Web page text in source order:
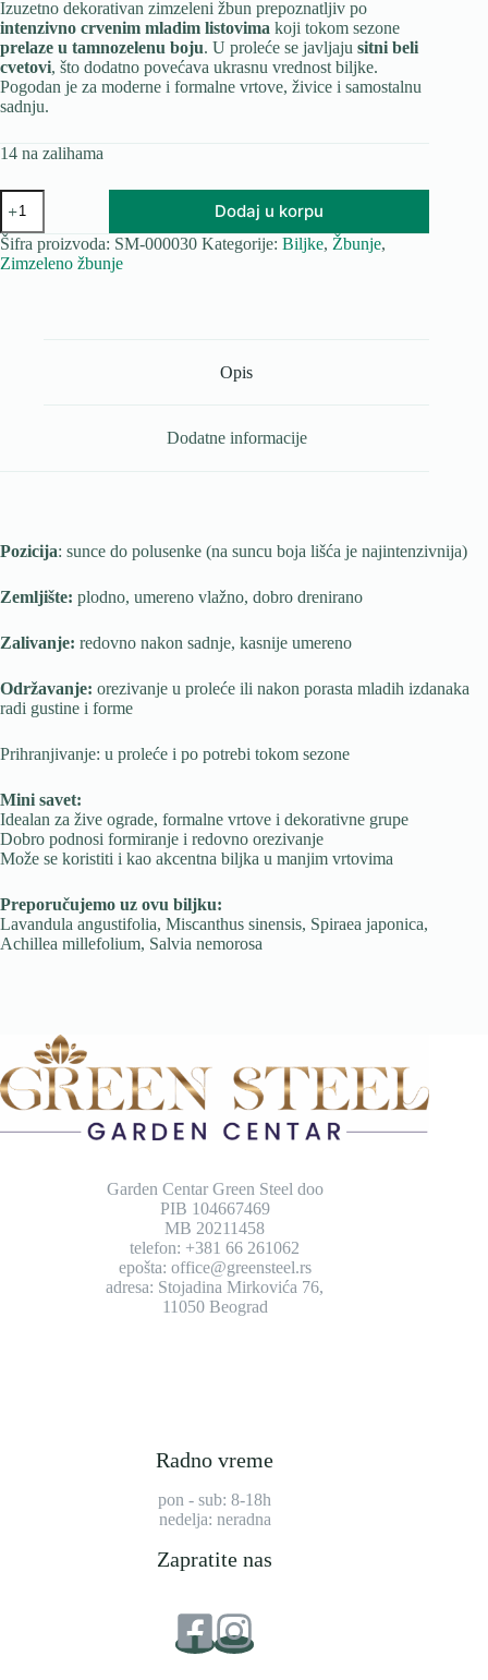
Izuzetno dekorativan zimzeleni žbun prepoznatljiv po
intenzivno crvenim mladim listovima koji tokom sezone
prelaze u tamnozelenu boju. U proleće se javljaju sitni beli
cvetovi, što dodatno povećava ukrasnu vrednost biljke.
Pogodan je za moderne i formalne vrtove, živice i samostalnu
sadnju.
14 na zalihama
Photinia
fraseri
"Magical
Volcano"
količina
Dodaj u korpu
Šifra proizvoda: SM-000030 Kategorije: Biljke, Žbunje,
Zimzeleno žbunje
Opis
Dodatne informacije
Pozicija: sunce do polusenke (na suncu boja lišća je najintenzivnija)
Zemljište: plodno, umereno vlažno, dobro drenirano
Zalivanje: redovno nakon sadnje, kasnije umereno
Održavanje: orezivanje u proleće ili nakon porasta mladih izdanaka
radi gustine i forme
Prihranjivanje: u proleće i po potrebi tokom sezone
Mini savet:
Idealan za žive ograde, formalne vrtove i dekorativne grupe
Dobro podnosi formiranje i redovno orezivanje
Može se koristiti i kao akcentna biljka u manjim vrtovima
Preporučujemo uz ovu biljku:
Lavandula angustifolia, Miscanthus sinensis, Spiraea japonica,
Achillea millefolium, Salvia nemorosa
Garden Centar Green Steel doo
PIB 104667469
MB 20211458
telefon: +381 66 261062
epošta: office@greensteel.rs
adresa: Stojadina Mirkovića 76,
11050 Beograd
Radno vreme
pon - sub: 8-18h
nedelja: neradna
Zapratite nas